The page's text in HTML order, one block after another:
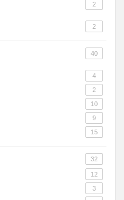
2
2
40
4
2
10
9
15
32
12
3